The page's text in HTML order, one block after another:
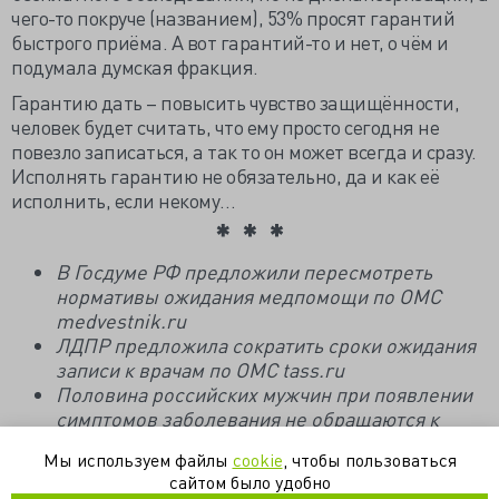
чего-то покруче (названием), 53% просят гарантий
быстрого приёма. А вот гарантий-то и нет, о чём и
подумала думская фракция.
Гарантию дать – повысить чувство защищённости,
человек будет считать, что ему просто сегодня не
повезло записаться, а так то он может всегда и сразу.
Исполнять гарантию не обязательно, да и как её
исполнить, если некому…
В Госдуме РФ предложили пересмотреть
нормативы ожидания медпомощи по ОМС
medvestnik.ru
ЛДПР предложила сократить сроки ожидания
записи к врачам по ОМС tass.ru
Половина российских мужчин при появлении
симптомов заболевания не обращаются к
Мы используем файлы cookie , чтобы пользоваться
сайтом было удобно